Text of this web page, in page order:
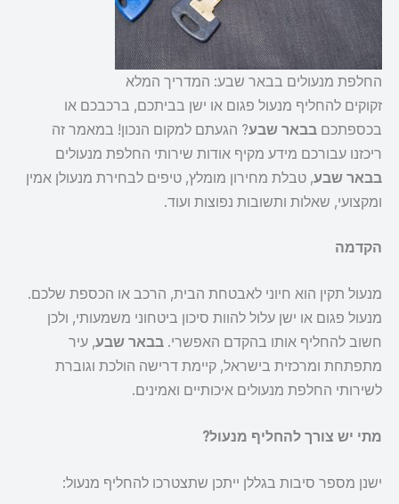
החלפת מנעולים בבאר שבע: המדריך המלא
זקוקים להחליף מנעול פגום או ישן בביתכם, ברכבכם או
בכספתכם בבאר שבע? הגעתם למקום הנכון! במאמר זה
ריכזנו עבורכם מידע מקיף אודות שירותי החלפת מנעולים
בבאר שבע, טבלת מחירון מומלץ, טיפים לבחירת מנעולן אמין
ומקצועי, שאלות ותשובות נפוצות ועוד.
הקדמה
מנעול תקין הוא חיוני לאבטחת הבית, הרכב או הכספת שלכם.
מנעול פגום או ישן עלול להוות סיכון ביטחוני משמעותי, ולכן
חשוב להחליף אותו בהקדם האפשרי. בבאר שבע, עיר
מתפתחת ומרכזית בישראל, קיימת דרישה הולכת וגוברת
לשירותי החלפת מנעולים איכותיים ואמינים.
מתי יש צורך להחליף מנעול?
ישנן מספר סיבות בגללן ייתכן שתצטרכו להחליף מנעול: